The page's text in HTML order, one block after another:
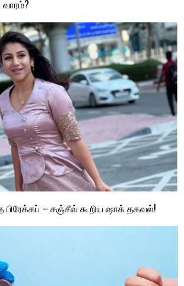
பிரேக்கப் – சஞ்சீவ் கூறிய ஷாக் தகவல்!